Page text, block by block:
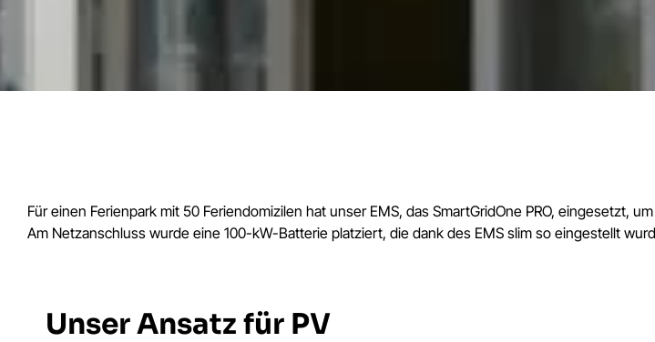
Für einen Ferienpark mit 50 Feriendomizilen hat unser EMS, das SmartGridOne PRO, eingesetzt,
Am Netzanschluss wurde eine 100-kW-Batterie platziert, die dank des EMS slim so eingestellt
Unser Ansatz für PV